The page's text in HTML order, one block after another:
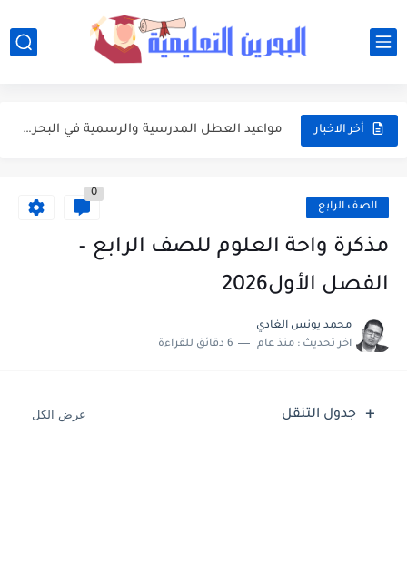
أخر الاخبار
أفضل النصائح لإدارة ميزانية الأسرة عند شراء مستلزمات المدرسة
مواعيد العطل المدرسية والرسمية في البحرين خلال العام الدراسي 2026-2027
مواعيد بداية ونهاية الفصول الدراسية في البحرين للعام الدراسي 2026-2027 الصف الرابع
0
مذكرة واحة العلوم للصف الرابع –
الفصل الأول2026
محمد يونس الغادي
اخر تحديث : منذ عام 6 دقائق للقراءة
جدول التنقل